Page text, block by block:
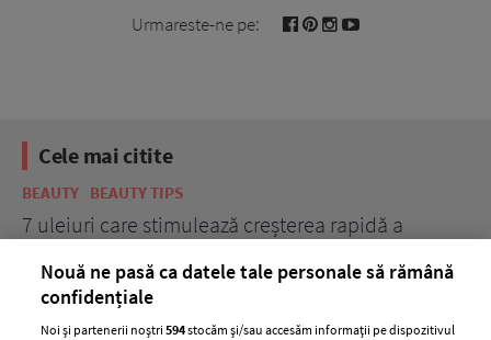
Urmareste-ne pe:
Cele mai citite
BEAUTY BEAUTY TIPS
7 uleiuri care stimulează creșterea rapidă a
Nouă ne pasă ca datele tale personale să rămână
confidențiale
Noi și partenerii noștri594stocăm și/sau accesăm informații pe dispozitivul